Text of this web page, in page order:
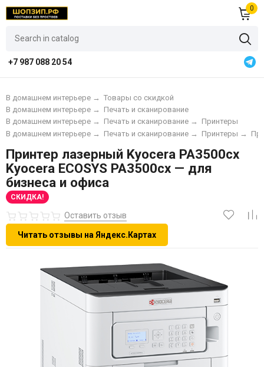
0
+7 987 088 20 54
В домашнем интерьере → Товары со скидкой
Печать и сканирование
В домашнем интерьере →
Принтеры
Печать и сканирование →
В домашнем интерьере →
Принтеры →
Печать и сканирование →
В домашнем интерьере →
Принтер лазерный Kyocera PA3500cx
Kyocera ECOSYS PA3500cx — для
бизнеса и офиса
СКИДКА!
Оставить отзыв
Читать отзывы на Яндекс.Картах